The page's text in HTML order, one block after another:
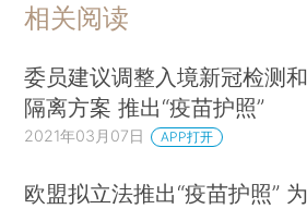
相关阅读
委员建议调整入境新冠检测和
隔离方案 推出“疫苗护照”
2021年03月07日 APP打开
欧盟拟立法推出“疫苗护照” 为